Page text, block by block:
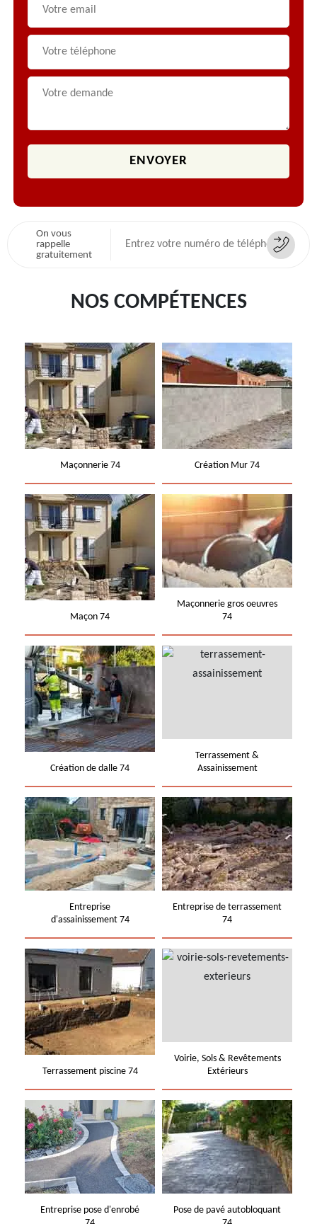
On vous
rappelle
gratuitement
NOS COMPÉTENCES
Maçonnerie 74 Création Mur 74
Maçon 74
Maçonnerie gros oeuvres
74
Création de dalle 74
Terrassement &
Assainissement
Entreprise
d'assainissement 74
Entreprise de terrassement
74
Terrassement piscine 74
Voirie, Sols & Revêtements
Extérieurs
Entreprise pose d'enrobé
Pose de pavé autobloquant